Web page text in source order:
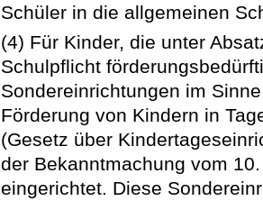
Schüler in die allgemeinen
(4) Für Kinder, die unter
Schulpflicht
Sondereinrichtungen im
Förderung von Kindern in
(Gesetz über
der Bekanntmachung vom
eingerichtet. Diese